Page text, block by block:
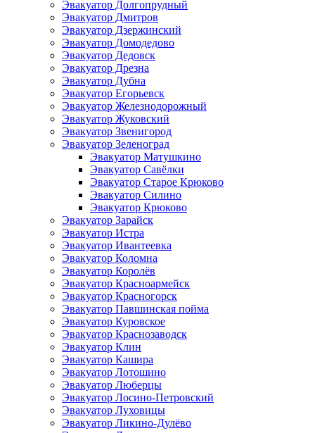
Эвакуатор Долгопрудный
Эвакуатор Дмитров
Эвакуатор Дзержинский
Эвакуатор Домодедово
Эвакуатор Дедовск
Эвакуатор Дрезна
Эвакуатор Дубна
Эвакуатор Егорьевск
Эвакуатор Железнодорожный
Эвакуатор Жуковский
Эвакуатор Звенигород
Эвакуатор Зеленоград
Эвакуатор Матушкино
Эвакуатор Савёлки
Эвакуатор Старое Крюково
Эвакуатор Силино
Эвакуатор Крюково
Эвакуатор Зарайск
Эвакуатор Истра
Эвакуатор Ивантеевка
Эвакуатор Коломна
Эвакуатор Королёв
Эвакуатор Красноармейск
Эвакуатор Красногорск
Эвакуатор Павшинская пойма
Эвакуатор Куровское
Эвакуатор Краснозаводск
Эвакуатор Клин
Эвакуатор Кашира
Эвакуатор Лотошино
Эвакуатор Люберцы
Эвакуатор Лосино-Петровский
Эвакуатор Луховицы
Эвакуатор Ликино-Дулёво